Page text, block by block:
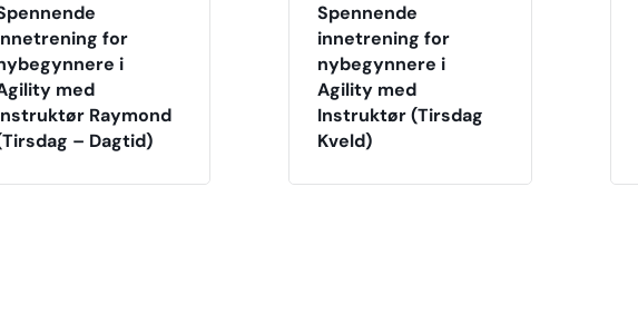
for
i
med
Raymond
– Dagtid)
Spennende
innetrening for
nybegynnere i
Agility med
Instruktør (Tirsdag
Kveld)